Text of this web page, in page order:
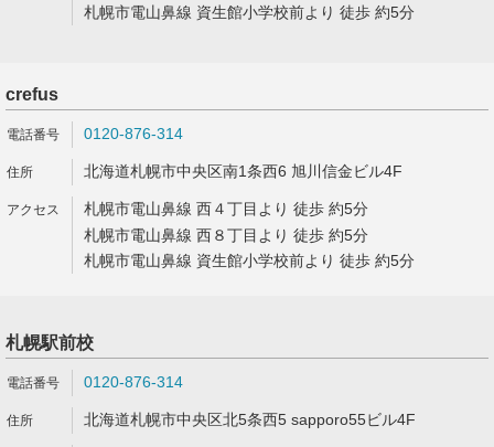
札幌市電山鼻線 資生館小学校前より 徒歩 約5分
crefus
0120-876-314
北海道札幌市中央区南1条西6 旭川信金ビル4F
札幌市電山鼻線 西４丁目より 徒歩 約5分
札幌市電山鼻線 西８丁目より 徒歩 約5分
札幌市電山鼻線 資生館小学校前より 徒歩 約5分
札幌駅前校
0120-876-314
北海道札幌市中央区北5条西5 sapporo55ビル4F